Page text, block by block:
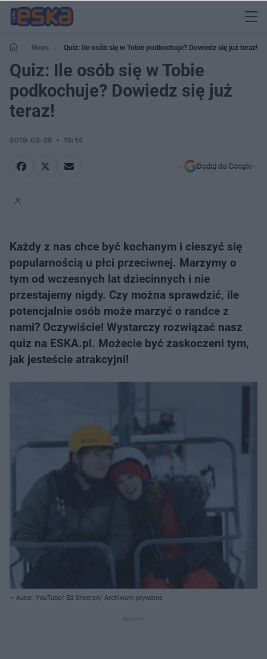
News Quiz: Ile osób się w Tobie podkochuje? Dowiedz się już teraz!
Quiz: Ile osób się w Tobie
podkochuje? Dowiedz się już
teraz!
2019-02-28 16:14
Dodaj do Google
Każdy z nas chce być kochanym i cieszyć się
popularnością u płci przeciwnej. Marzymy o
tym od wczesnych lat dziecinnych i nie
przestajemy nigdy. Czy można sprawdzić, ile
potencjalnie osób może marzyć o randce z
nami? Oczywiście! Wystarczy rozwiązać nasz
quiz na ESKA.pl. Możecie być zaskoczeni tym,
jak jesteście atrakcyjni!
Autor: YouTube/ Ed Sheeran/ Archiwum prywatne